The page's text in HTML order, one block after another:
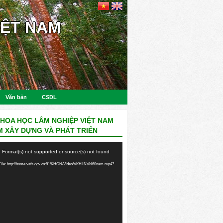
NAM
Văn bản CSDL
HỌC LÂM NGHIỆP VIỆT NAM
XÂY DỰNG VÀ PHÁT TRIỂN
Format(s) not supported or source(s) not found
http://home.vafs.gov.vn:81/KHCN/Video/VKHLNVN60nam.mp4?